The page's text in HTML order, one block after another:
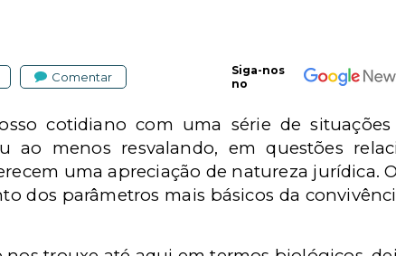
Comentar
Siga-nos
no
cotidiano com uma série de
ao menos resvalando, em questões
uma apreciação de natureza jurídica.
dos parâmetros mais básicos da